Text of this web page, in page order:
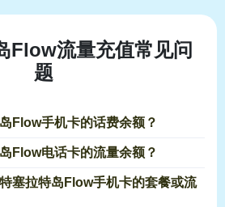
Flow流量充值常见问
题
Flow手机卡的话费余额？
Flow电话卡的流量余额？
塞拉特岛Flow手机卡的套餐或流